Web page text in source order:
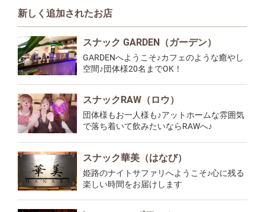
新しく追加されたお店
スナック GARDEN（ガーデン）
GARDENへようこそ♪カフェのような癒やし
空間♪団体様20名までOK！
スナックRAW（ロウ）
団体様もお一人様も♪アットホームな雰囲気
で落ち着いて飲みたいならRAWへ♪
スナック華美（はなび）
姫路のナイトサファリへようこそ♪心に残る
楽しい時間をお届けします